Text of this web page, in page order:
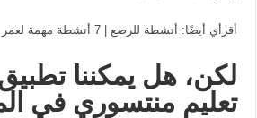
أقرأي أيضًا: أنشطة للرضع | 7 أنشطة مهمة لعمر 7 : 12 شهر
لكن، هل يمكننا
تعليم منتسوري في